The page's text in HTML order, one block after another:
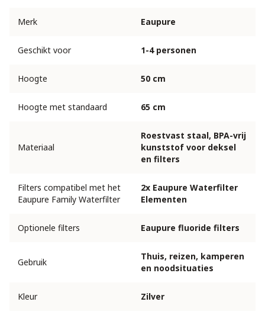
Merk Eaupure
Geschikt voor 1-4 personen
Hoogte 50 cm
Hoogte met standaard 65 cm
Materiaal
Roestvast staal, BPA-vrij
kunststof voor deksel
en filters
Filters compatibel met het
Eaupure Family Waterfilter
2x Eaupure Waterfilter
Elementen
Optionele filters Eaupure fluoride filters
Gebruik
Thuis, reizen, kamperen
en noodsituaties
Kleur Zilver